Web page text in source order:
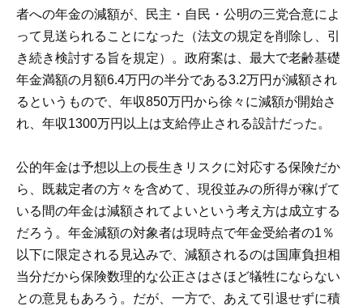
者への年金の減額が、民主・自民・公明の三党合意によ
って見送られることになった（法文の規定を削除し、引
き続き検討する旨を規定）。政府案は、最大で老齢基礎
年金満額の月額6.4万円の半分である3.2万円が減額され
るというもので、年収850万円から徐々に減額が開始さ
れ、年収1300万円以上は支給停止される設計だった。
公的年金は予想以上の長生きリスクに対応する保険だか
ら、既裁定者の方々を含めて、現役並みの所得が稼げて
いる間の年金は減額されてよいという考え方は成立する
だろう。年金減額の対象者は現時点で年金受給者の1％
以下に限定される見込みで、減額されるのは国庫負担相
当分だから保険数理的な公正さはさほど犠牲にならない
との意見もあろう。だが、一方で、あえて引退せずに積